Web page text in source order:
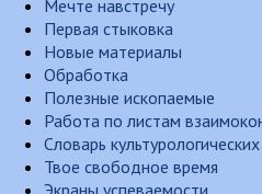
Мечте навстречу
Первая стыковка
Новые материалы
Обработка
Полезные ископаемые
Работа по листам
Словарь
Твое свободное время
Экраны успеваемости